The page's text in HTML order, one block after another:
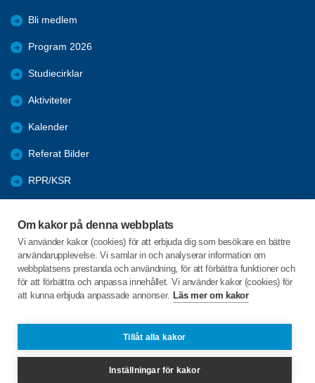
Om kakor på denna webbplats
Vi använder kakor (cookies) för att erbjuda dig som besökare en bättre
användarupplevelse. Vi samlar in och analyserar information om
webbplatsens prestanda och användning, för att förbättra funktioner och
för att förbättra och anpassa innehållet. Vi använder kakor (cookies) för
att kunna erbjuda anpassade annonser. Läs mer om kakor
Tillåt alla kakor
Inställningar för kakor
Bli medlem
Program 2026
Studiecirklar
Aktiviteter
Kalender
Referat Bilder
RPR/KSR
Föreningarnas öppna aktiviteter
C/o:Karl-Erik Andersson